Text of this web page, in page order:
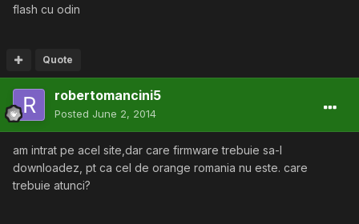
flash cu odin
Quote
robertomancini5
Posted June 2, 2014
am intrat pe acel site,dar care firmware trebuie sa-l
downloadez, pt ca cel de orange romania nu este. care
trebuie atunci?